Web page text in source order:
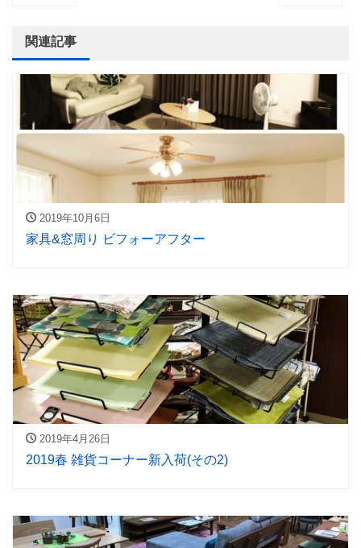
関連記事
2019年10月6日
家具&窓周り ビフォーアフター
2019年4月26日
2019春 雑貨コーナー新入荷(その2)